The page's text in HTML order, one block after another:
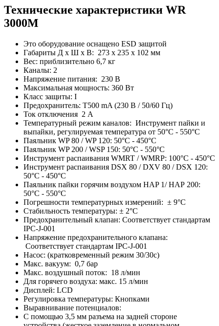
Технические характеристики WR
3000M
Это оборудование оснащено ESD защитой
Габариты Д х Ш х В: 273 x 235 x 102 мм
Вес: приблизительно 6,7 кг
Каналы: 2
Напряжение питания: 230 В
Максимальная мощность: 360 Вт
Класс защиты: I
Предохранитель: T500 mA (230 В / 50/60 Гц)
Ток отключения 2 A
Температурный режим каналов: Инструмент пайки и
выпайки, регулируемая температура от 50°C - 550°C
Паяльник WP 80 / WP 120: 50°C - 450°C
Паяльник WP 200 / WSP 150: 50°C - 550°C
Инструмент распаивания WMRT / WMRP: 100°C - 450°C
Инструмент распаивания DSX 80 / DXV 80 / DSX 120:
50°C - 450°C
Паяльник пайки горячим воздухом HAP 1/ HAP 200:
50°C - 550°C
Погрешности температурных измерений: ± 9°C
Стабильность температуры: ± 2°C
Предохранительный клапан: Соответствует стандартам
IPC-J-001
Напряжение предохранительного клапана:
Соответствует стандартам IPC-J-001
Насос: (кратковременный режим 30/30с)
Макс. вакуум: 0,7 бар
Макс. воздушный поток: 18 л/мин
Для горячего воздуха: макс. 15 л/мин
Дисплей: LCD
Регулировка температуры: Кнопками
Выравнивание потенциалов:
С помощью 3,5 мм разъема на задней стороне